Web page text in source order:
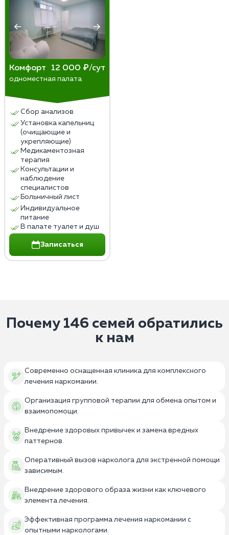
Комфорт 12 000 ₽/сут
одноместная палата
Сбор анализов
Установка капельниц
(очищающие и
укрепляющие)
Медикаментозная
терапия
Консультации и
наблюдение
специалистов
Больничный лист
Индивидуальное
питание
В палате туалет и душ
Записаться
Почему 146 семей обратились
к нам
Современно оснащенная клиника для комплексного
лечения наркомании.
Организация групповой терапии для обмена опытом и
взаимопомощи.
Внедрение здоровых привычек и замена вредных
паттернов.
Оперативный вызов нарколога для экстренной помощи
зависимым.
Внедрение здорового образа жизни как ключевого
элемента лечения.
Эффективная программа лечения наркомании с
опытными наркологами.